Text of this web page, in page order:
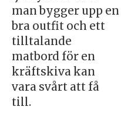
man bygger upp en
bra outfit och ett
tilltalande
matbord för en
kräftskiva kan
vara svårt att få
till.